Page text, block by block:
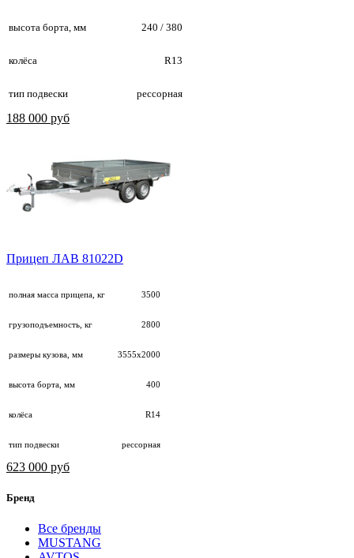
высота борта, мм 240 / 380
колёса R13
тип подвески рессорная
188 000 руб
Прицеп ЛАВ 81022D
полная масса прицепа, кг 3500
грузоподъемность, кг 2800
размеры кузова, мм 3555х2000
высота борта, мм 400
колёса R14
тип подвески рессорная
623 000 руб
Бренд
Все бренды
MUSTANG